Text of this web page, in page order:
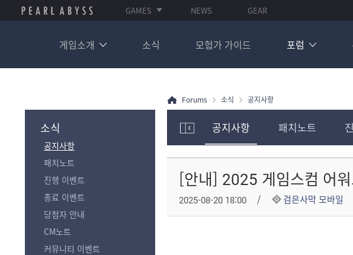
GAMES NEWS GEAR
게임소개 소식 모험가 가이드 포럼
소식
공지사항
패치노트
진행 이벤트
종료 이벤트
당첨자 안내
CM노트
커뮤니티 이벤트
모
험
가
럼
테
고
공지사항 패치노트
Forums 소식 공지사항
[안내] 2025 게임스컴 어
2025-08-20 18:00 검은사막 모바일